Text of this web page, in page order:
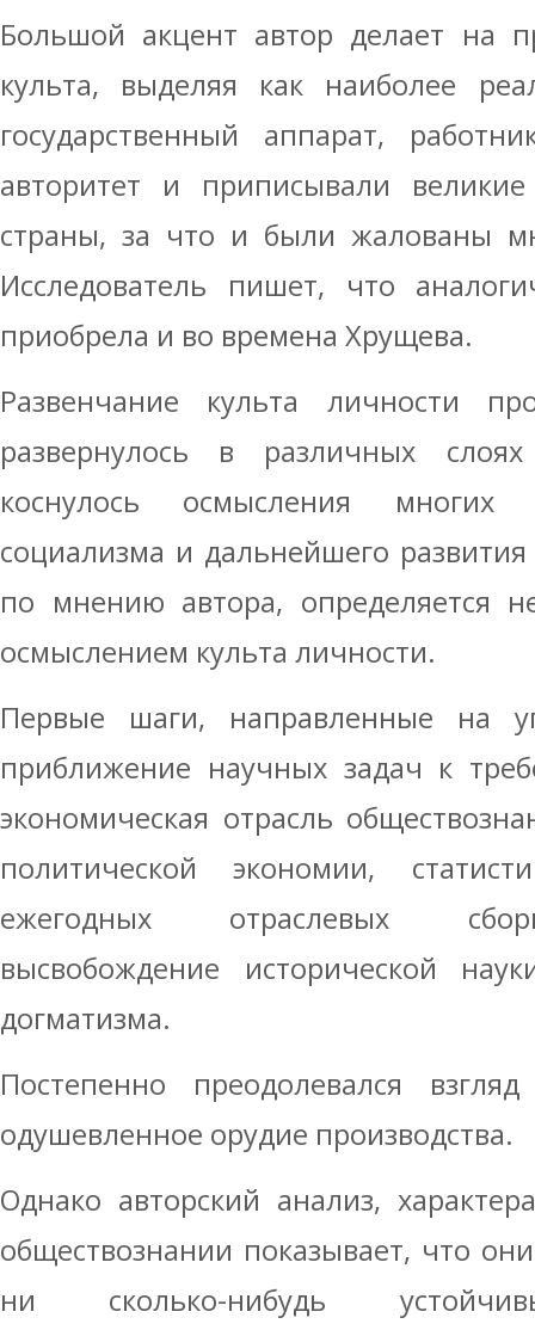
Большой акцент автор делает на
культа, выделяя как наиболее
государственный аппарат,
авторитет и приписывали великие
страны, за что и были жалованы
Исследователь пишет, что
приобрела и во времена Хрущева.
Развенчание культа личности
развернулось в различных слоях
коснулось осмысления многих
социализма и дальнейшего
по мнению автора, определяется
осмыслением культа личности.
Первые шаги, направленные на
приближение научных задач к
экономическая отрасль
политической экономии,
ежегодных отраслевых
высвобождение исторической
догматизма.
Постепенно преодолевался
одушевленное орудие производства.
Однако авторский анализ,
обществознании показывает, что
ни сколько-нибудь